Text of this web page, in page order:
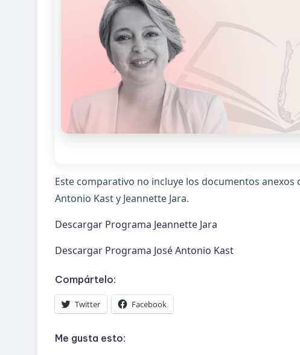
Este comparativo no incluye los documentos
Antonio Kast y Jeannette Jara.
Descargar Programa Jeannette Jara
Descargar Programa José Antonio Kast
Compártelo:
Twitter Facebook
Me gusta esto: